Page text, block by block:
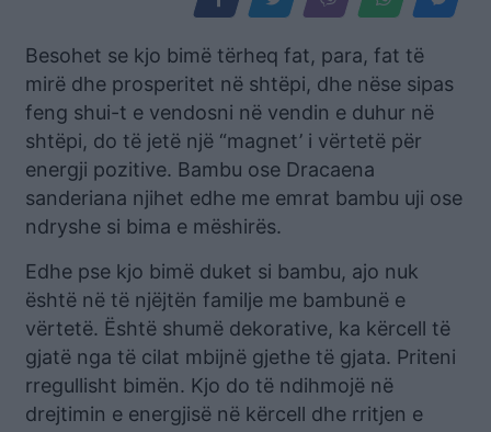
Besohet se kjo bimë tërheq fat, para, fat të
mirë dhe prosperitet në shtëpi, dhe nëse sipas
feng shui-t e vendosni në vendin e duhur në
shtëpi, do të jetë një “magnet’ i vërtetë për
energji pozitive. Bambu ose Dracaena
sanderiana njihet edhe me emrat bambu uji ose
ndryshe si bima e mëshirës.
Edhe pse kjo bimë duket si bambu, ajo nuk
është në të njëjtën familje me bambunë e
vërtetë. Është shumë dekorative, ka kërcell të
gjatë nga të cilat mbijnë gjethe të gjata. Priteni
rregullisht bimën. Kjo do të ndihmojë në
drejtimin e energjisë në kërcell dhe rritjen e